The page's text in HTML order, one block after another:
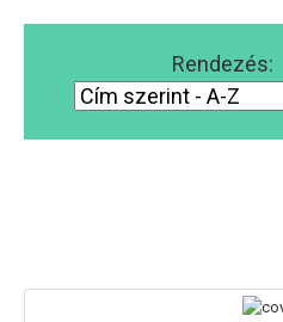
Rendezés: